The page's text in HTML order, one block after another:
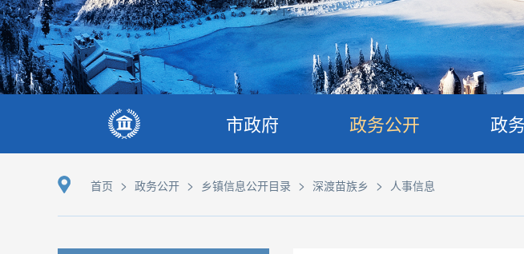
市政府 政务公开 政
首页 > 政务公开 > 乡镇信息公开目录 > 深渡苗族乡 > 人事信息